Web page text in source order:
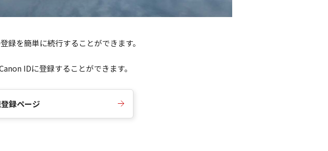
を簡単に続行することができます。
IDに登録することができます。
録ページ